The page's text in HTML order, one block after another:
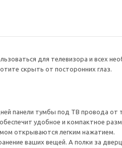
для телевизора и всех
скрыть от посторонних глаз.
панели тумбы под ТВ провода от
удобное и компактное
открываются легким нажатием.
ваших вещей. А полки за